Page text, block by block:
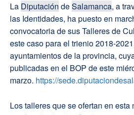
La Diputación deSalamanca, a
las Identidades, ha puesto en
convocatoria de sus Talleres de
este caso para el trienio 2018-
ayuntamientos de la provincia,
publicadas en el BOP de este
marzo. https://
Los talleres que se ofertan en